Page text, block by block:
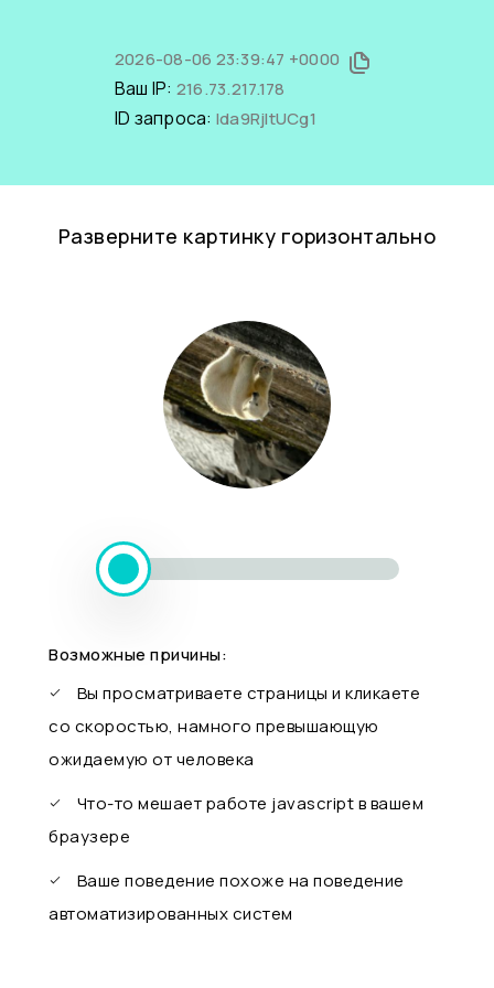
2026-08-06 23:39:47 +0000
Ваш IP: 216.73.217.178
ID запроса: lda9RjltUCg1
Разверните картинку горизонтально
Возможные причины:
Вы просматриваете страницы и кликаете
со скоростью, намного превышающую
ожидаемую от человека
Что-то мешает работе javascript в вашем
браузере
Ваше поведение похоже на поведение
автоматизированных систем